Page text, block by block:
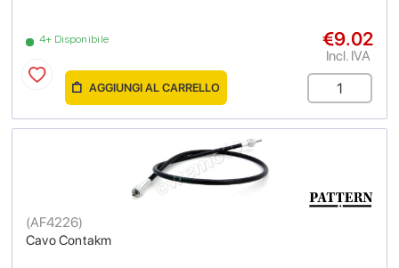
4+ Disponibile €9.02
Incl. IVA
AGGIUNGI AL CARRELLO
Cavo Contakm
(AF4226)